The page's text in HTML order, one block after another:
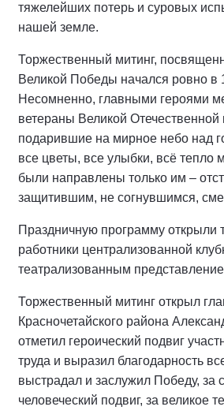
тяжелейших потерь и суровых
нашей земле.
Торжественный митинг,
Великой Победы начался ровно в
Несомненно, главными героями
ветераны Великой Отечественной
подарившие на мирное небо над
все цветы, все улыбки, всё тепло
были направлены только им –
защитившим, не согнувшимся,
Праздничную программу открыли
работники централизованной
театрализованным
Торжественный митинг открыл
Красночетайского района
отметил героический подвиг
труда и выразил благодарность
выстрадал и заслужил Победу, за
человеческий подвиг, за великое